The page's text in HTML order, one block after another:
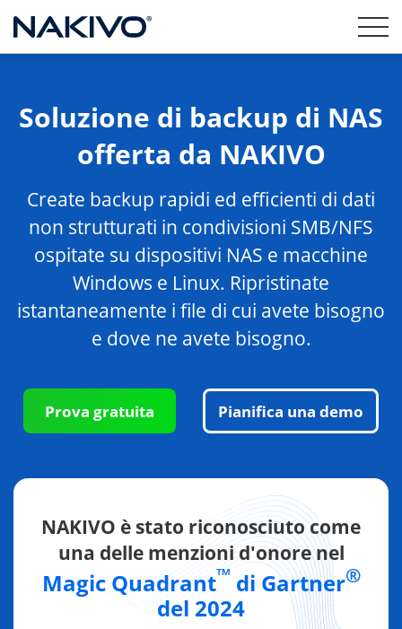
Soluzione di backup di NAS
offerta da NAKIVO
Create backup rapidi ed efficienti di dati
non strutturati in condivisioni SMB/NFS
ospitate su dispositivi NAS e macchine
Windows e Linux. Ripristinate
istantaneamente i file di cui avete bisogno
e dove ne avete bisogno.
Prova gratuita Pianifica una demo
NAKIVO è stato riconosciuto come
una delle menzioni d'onore nel
Magic Quadrant™ di Gartner®
del 2024